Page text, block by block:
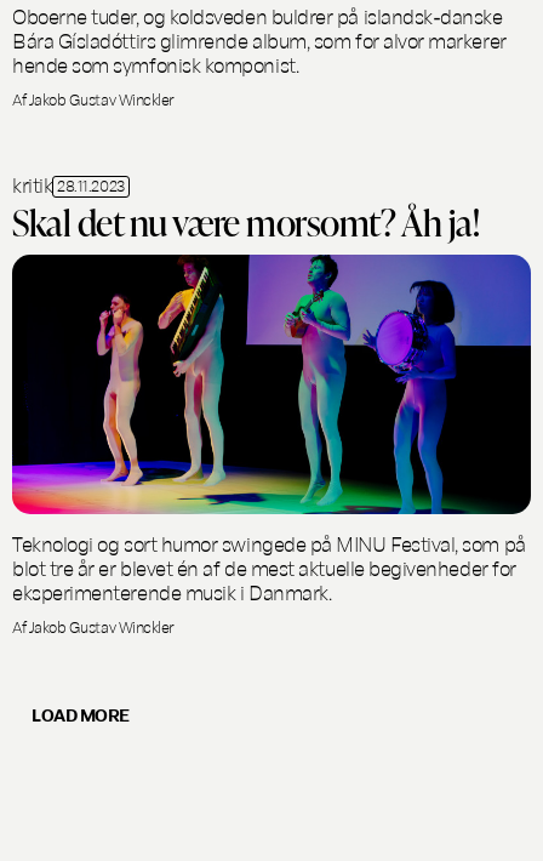
Oboerne tuder, og koldsveden buldrer på islandsk-danske
Bára Gísladóttirs glimrende album, som for alvor markerer
hende som symfonisk komponist.
Af Jakob Gustav Winckler
kritik 28.11.2023
Skal det nu være morsomt? Åh ja!
Teknologi og sort humor swingede på MINU Festival, som på
blot tre år er blevet én af de mest aktuelle begivenheder for
eksperimenterende musik i Danmark.
Af Jakob Gustav Winckler
LOAD MORE